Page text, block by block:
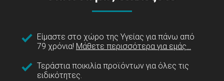
Είμαστε στο χώρο της Υγείας για πάνω από
79 χρόνια! Μάθετε περισσότερα για εμάς...
Τεράστια ποικιλία προϊόντων για όλες τις
ειδικότητες.